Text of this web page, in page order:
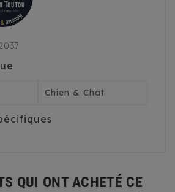
Chien & Chat
QUI ONT ACHETÉ CE